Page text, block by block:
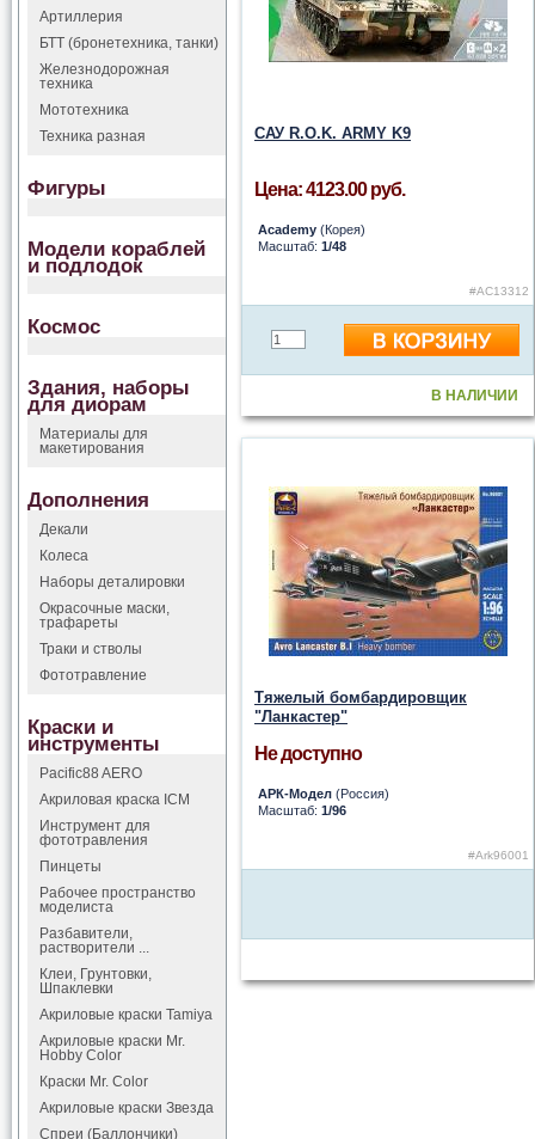
САУ R.O.K. ARMY K9
Цена: 4123.00 руб.
Academy (Корея)
Масштаб: 1/48
#AC13312
В НАЛИЧИИ
Тяжелый бомбардировщик
"Ланкастер"
Не доступно
АРК-Модел (Россия)
Масштаб: 1/96
#Ark96001
Артиллерия
БТТ (бронетехника, танки)
Железнодорожная
техника
Мототехника
Техника разная
Фигуры
Модели кораблей
и подлодок
Космос
Здания, наборы
для диорам
Материалы для
макетирования
Дополнения
Декали
Колеса
Наборы деталировки
Окрасочные маски,
трафареты
Траки и стволы
Фототравление
Краски и
инструменты
Pacific88 AERO
Акриловая краска ICM
Инструмент для
фототравления
Пинцеты
Рабочее пространство
моделиста
Разбавители,
растворители ...
Клеи, Грунтовки,
Шпаклевки
Акриловые краски Tamiya
Акриловые краски Mr.
Hobby Color
Краски Mr. Color
Акриловые краски Звезда
Спреи (Баллончики)